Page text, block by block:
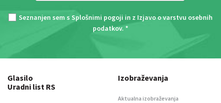
Seznanjen sem s Splošnimi pogoji in z Izjavo o varstvu osebnih
podatkov. *
Glasilo
Uradni list RS
Izobraževanja
Aktualna izobraževanja